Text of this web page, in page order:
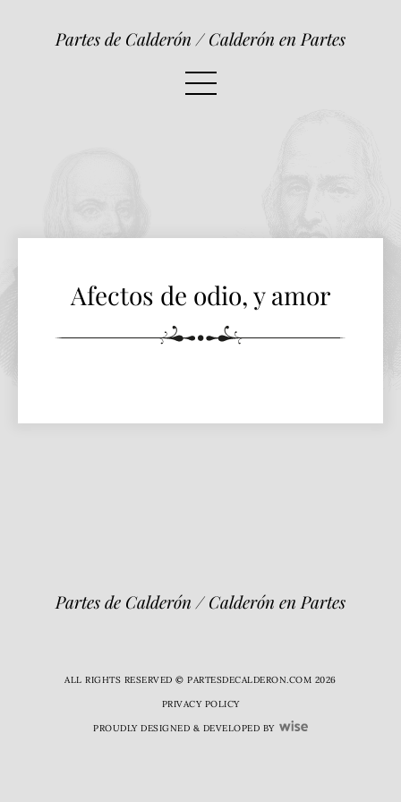
Partes de Calderón / Calderón en Partes
Afectos de odio, y amor
Partes de Calderón / Calderón en Partes
ALL RIGHTS RESERVED © PARTESDECALDERON.COM 2026
PRIVACY POLICY
PROUDLY DESIGNED & DEVELOPED BY